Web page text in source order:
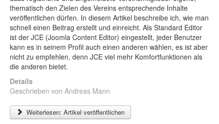
Shop
Über uns
thematisch den Zielen des Vereins entsprechende Inhalte
veröffentlichen dürfen. In diesem Artikel beschreibe ich, wie man
schnell einen Beitrag erstellt und einreicht. Als Standard Editor
ist der JCE (Joomla Content Editor) eingestellt, jeder Benutzer
kann es in seinem Profil auch einen anderen wählen, es ist aber
nicht zu empfehlen, denn JCE viel mehr Komfortfunktionen als
die anderen bietet.
Details
Geschrieben von Andreas Mann
Weiterlesen: Artikel veröffentlichen